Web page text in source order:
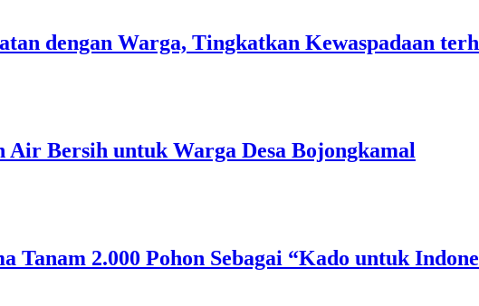
dengan Warga, Tingkatkan Kewaspadaan
Bersih untuk Warga Desa Bojongkamal
2.000 Pohon Sebagai “Kado untuk